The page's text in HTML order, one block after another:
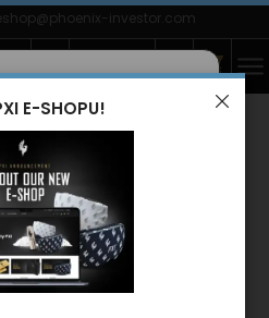
E-SHOPU!
investor.com
Brno - Slatina
na vašem
proto, abychom
webu a pokud nám
mimo jiné i proto
obsah stránek podle